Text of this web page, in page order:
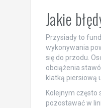
Jakie
Przysiady to
wykonywania
się do przodu.
obciążenia
klatką piersiową
Kolejnym często
pozostawać w